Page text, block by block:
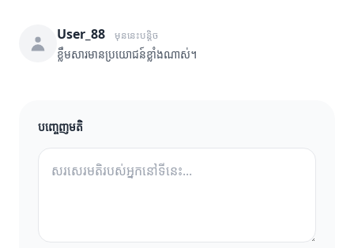
User_88 មុននេះបន្តិច
ខ្លឹមសារមានប្រយោជន៍ខ្លាំងណាស់។
បញ្ចេញមតិ